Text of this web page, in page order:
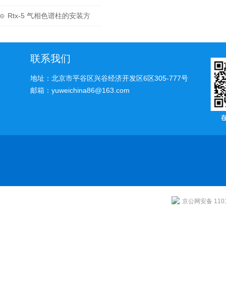
方法介绍
Rtx-5 气相色谱柱的安装方
联系我们
地址：北京市平谷区兴谷经济开发区6区305-777号
邮箱：yuweichina86@163.com
京公网安备